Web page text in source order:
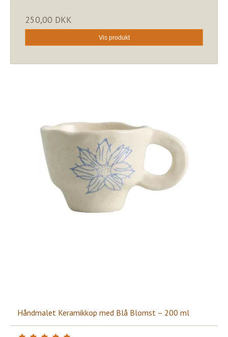
250,00 DKK
Vis produkt
Håndmalet Keramikkop med Blå Blomst – 200 ml